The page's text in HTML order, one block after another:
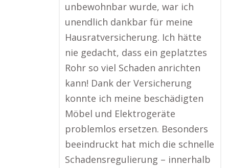
unbewohnbar wurde, war ich
unendlich dankbar für meine
Hausratversicherung. Ich hätte
nie gedacht, dass ein geplatztes
Rohr so viel Schaden anrichten
kann! Dank der Versicherung
konnte ich meine beschädigten
Möbel und Elektrogeräte
problemlos ersetzen. Besonders
beeindruckt hat mich die schnelle
Schadensregulierung – innerhalb